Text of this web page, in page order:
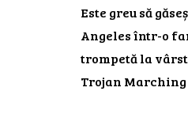
Este greu să
Angeles într-o
trompetă la
Trojan Marching